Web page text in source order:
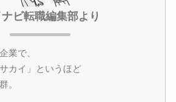
ビ転職編集部より
業で、
カイ」というほど
。